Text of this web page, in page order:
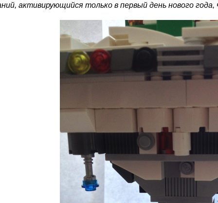
активирующийся только в первый день нового